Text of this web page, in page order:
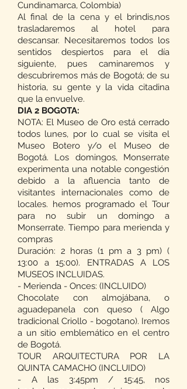
Cundinamarca, Colombia)
Al final de la cena y el brindis,nos
trasladaremos al hotel para
descansar. Necesitaremos todos los
sentidos despiertos para el día
siguiente, pues caminaremos y
descubriremos más de Bogotá; de su
historia, su gente y la vida citadina
que la envuelve.
DIA 2 BOGOTA:
NOTA: El Museo de Oro está cerrado
todos lunes, por lo cual se visita el
Museo Botero y/o el Museo de
Bogotá. Los domingos, Monserrate
experimenta una notable congestión
debido a la afluencia tanto de
visitantes internacionales como de
locales. hemos programado el Tour
para no subir un domingo a
Monserrate. Tiempo para merienda y
compras
Duración: 2 horas (1 pm a 3 pm) (
13:00 a 15:00). ENTRADAS A LOS
MUSEOS INCLUIDAS.
- Merienda - Onces: (INCLUIDO)
Chocolate con almojábana, o
aguadepanela con queso ( Algo
tradicional Criollo - bogotano). Iremos
a un sitio emblemático en el centro
de Bogotá.
TOUR ARQUITECTURA POR LA
QUINTA CAMACHO (INCLUIDO)
- A las 3:45pm / 15:45, nos